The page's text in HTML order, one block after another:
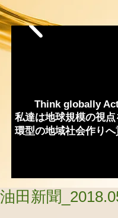
Think globally
私達は地球規模の視
環型の地域社会作りへ
油田新聞